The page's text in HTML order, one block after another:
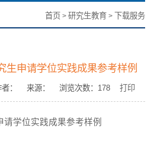
首页 > 研究生教育 > 下载服务
生申请学位实践成果参考样例
者： 来源： 浏览次数： 178 打印
学位实践成果参考样例